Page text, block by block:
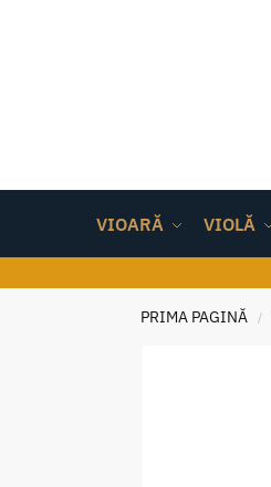
VIOARĂ VIOLĂ
PRIMA PAGINĂ /